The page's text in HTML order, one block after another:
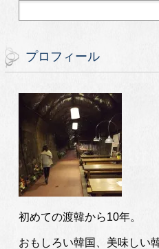
プロフィール
初めての渡韓から10年。
おもしろい韓国、美味しい